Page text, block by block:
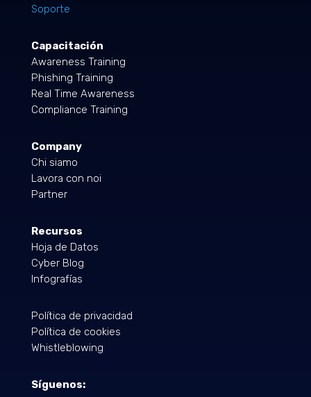
Soporte
Capacitación
Awareness Training
Phishing Training
Real Time Awareness
Compliance Training
Company
Chi siamo
Lavora con noi
Partner
Recursos
Hoja de Datos
Cyber Blog
Infografías
Política de privacidad
Política de cookies
Whistleblowing
Síguenos: